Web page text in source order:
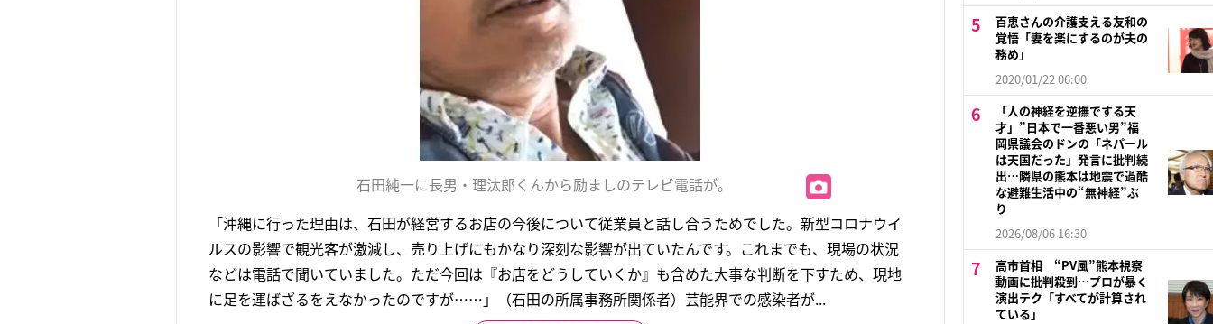
石田純一に長男・理汰郎くんから励ましのテレビ電話が。
「沖縄に行った理由は、石田が経営するお店の今後について従業員と話し合うためでした。新型コロナウイ
ルスの影響で観光客が激減し、売り上げにもかなり深刻な影響が出ていたんです。これまでも、現場の状況
などは電話で聞いていました。ただ今回は『お店をどうしていくか』も含めた大事な判断を下すため、現地
に足を運ばざるをえなかったのですが……」（石田の所属事務所関係者）芸能界での感染者が...
百恵さんの介護支える友和の
覚悟「妻を楽にするのが夫の
務め」
2020/01/22 06:00
「人の神経を逆撫でする天
才」”日本で一番悪い男”福
岡県議会のドンの「ネパール
は天国だった」発言に批判続
出…隣県の熊本は地震で過酷
な避難生活中の“無神経”ぶ
り
2026/08/06 16:30
高市首相 “PV風”熊本視察
動画に批判殺到…プロが暴く
演出テク「すべてが計算され
ている」